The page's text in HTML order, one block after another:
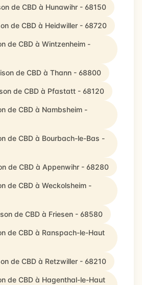
de CBD à Hunawihr - 68150
de CBD à Heidwiller - 68720
de CBD à Wintzenheim -
de CBD à Thann - 68800
de CBD à Pfastatt - 68120
de CBD à Nambsheim -
de CBD à Bourbach-le-Bas -
de CBD à Appenwihr - 68280
de CBD à Weckolsheim -
de CBD à Friesen - 68580
de CBD à Ranspach-le-Haut
de CBD à Retzwiller - 68210
de CBD à Hagenthal-le-Haut